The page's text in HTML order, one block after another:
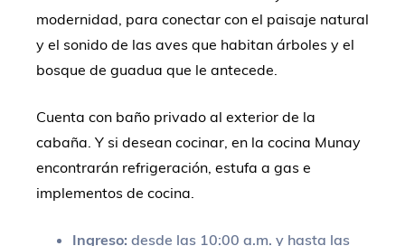
modernidad, para conectar con el paisaje natural
y el sonido de las aves que habitan árboles y el
bosque de guadua que le antecede.
Cuenta con baño privado al exterior de la
cabaña. Y si desean cocinar, en la cocina Munay
encontrarán refrigeración, estufa a gas e
implementos de cocina.
Ingreso: desde las 10:00 a.m. y hasta las